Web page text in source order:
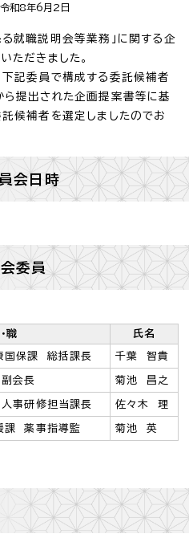
和8年6月2日
就職説明会等業務」に関する企
ただきました。
記委員で構成する委託候補者
ら提出された企画提案書等に基
候補者を選定しましたのでお
会日時
委員
職 氏名
国保課 総括課長 千葉 智貴
会長 菊池 昌之
事研修担当課長 佐々木 理
課 薬事指導監 菊池 英